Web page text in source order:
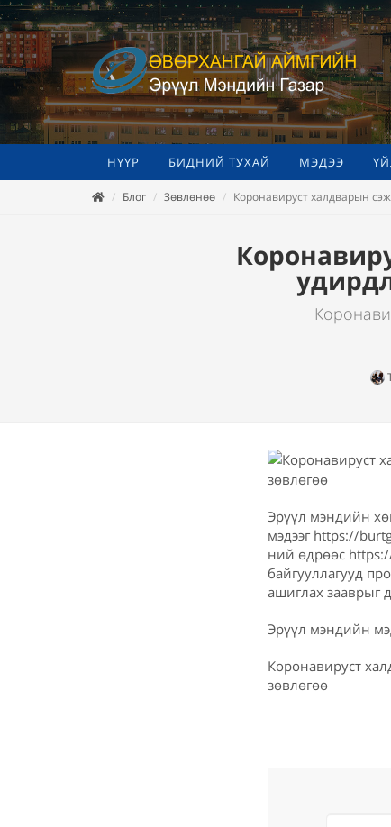
НҮҮР БИДНИЙ ТУХАЙ МЭДЭЭ
Блог Зөвлөнөө Коронавируст халдварын
Эрүүл мэндийн
мэдээг https://
ний өдрөөс
байгууллагууд
ашиглах зааврыг
Эрүүл мэндийн
Коронавируст
зөвлөгөө